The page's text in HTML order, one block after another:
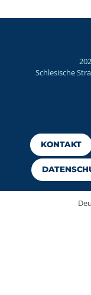
Schlesische
KONTAKT